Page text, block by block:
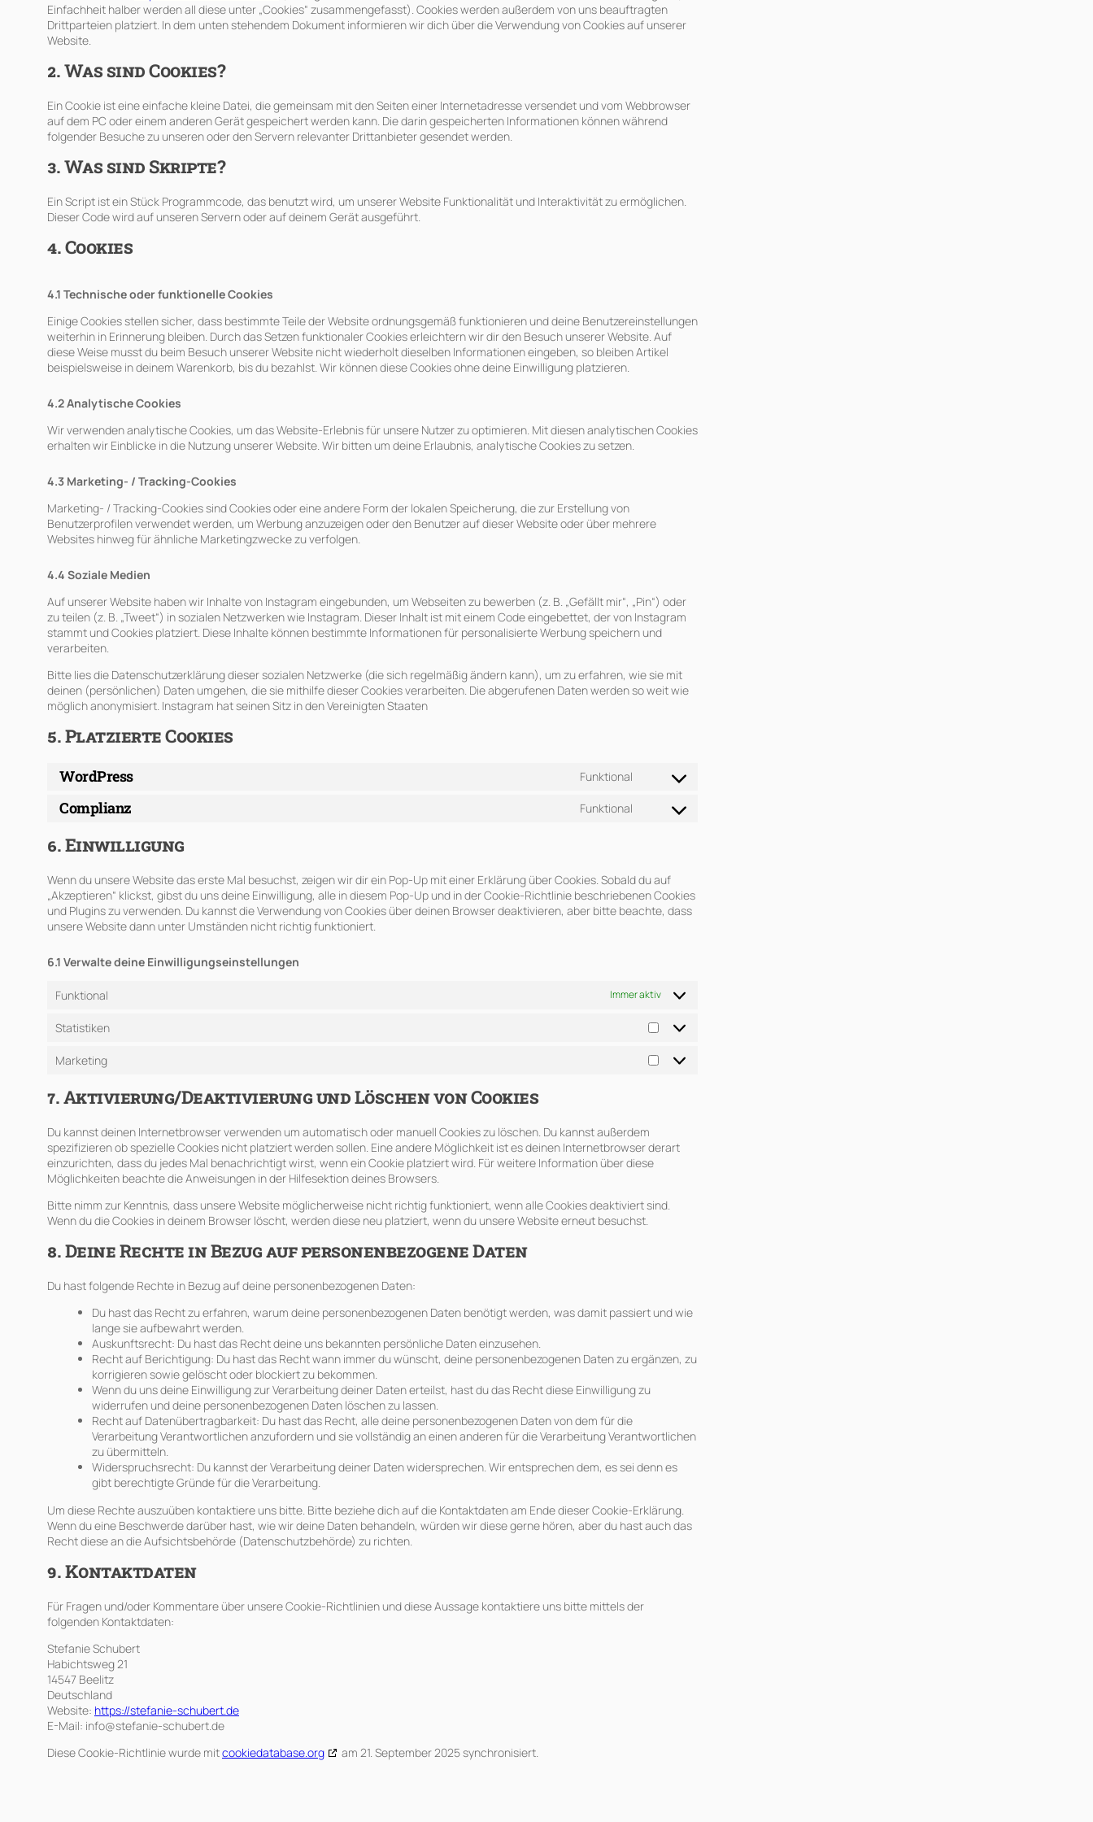
Einfachheit halber werden all diese unter „Cookies“ zusammengefasst). Cookies werden außerdem von uns beauftragten
Drittparteien platziert. In dem unten stehendem Dokument informieren wir dich über die Verwendung von Cookies auf unserer
Website.
2. Was sind Cookies?
Ein Cookie ist eine einfache kleine Datei, die gemeinsam mit den Seiten einer Internetadresse versendet und vom Webbrowser
auf dem PC oder einem anderen Gerät gespeichert werden kann. Die darin gespeicherten Informationen können während
folgender Besuche zu unseren oder den Servern relevanter Drittanbieter gesendet werden.
3. Was sind Skripte?
Ein Script ist ein Stück Programmcode, das benutzt wird, um unserer Website Funktionalität und Interaktivität zu ermöglichen.
Dieser Code wird auf unseren Servern oder auf deinem Gerät ausgeführt.
4. Cookies
4.1 Technische oder funktionelle Cookies
Einige Cookies stellen sicher, dass bestimmte Teile der Website ordnungsgemäß funktionieren und deine Benutzereinstellungen
weiterhin in Erinnerung bleiben. Durch das Setzen funktionaler Cookies erleichtern wir dir den Besuch unserer Website. Auf
diese Weise musst du beim Besuch unserer Website nicht wiederholt dieselben Informationen eingeben, so bleiben Artikel
beispielsweise in deinem Warenkorb, bis du bezahlst. Wir können diese Cookies ohne deine Einwilligung platzieren.
4.2 Analytische Cookies
Wir verwenden analytische Cookies, um das Website-Erlebnis für unsere Nutzer zu optimieren. Mit diesen analytischen Cookies
erhalten wir Einblicke in die Nutzung unserer Website. Wir bitten um deine Erlaubnis, analytische Cookies zu setzen.
4.3 Marketing- / Tracking-Cookies
Marketing- / Tracking-Cookies sind Cookies oder eine andere Form der lokalen Speicherung, die zur Erstellung von
Benutzerprofilen verwendet werden, um Werbung anzuzeigen oder den Benutzer auf dieser Website oder über mehrere
Websites hinweg für ähnliche Marketingzwecke zu verfolgen.
4.4 Soziale Medien
Auf unserer Website haben wir Inhalte von Instagram eingebunden, um Webseiten zu bewerben (z. B. „Gefällt mir“, „Pin“) oder
zu teilen (z. B. „Tweet“) in sozialen Netzwerken wie Instagram. Dieser Inhalt ist mit einem Code eingebettet, der von Instagram
stammt und Cookies platziert. Diese Inhalte können bestimmte Informationen für personalisierte Werbung speichern und
verarbeiten.
Bitte lies die Datenschutzerklärung dieser sozialen Netzwerke (die sich regelmäßig ändern kann), um zu erfahren, wie sie mit
deinen (persönlichen) Daten umgehen, die sie mithilfe dieser Cookies verarbeiten. Die abgerufenen Daten werden so weit wie
möglich anonymisiert. Instagram hat seinen Sitz in den Vereinigten Staaten
5. Platzierte Cookies
WordPress Funktional
Consent
service
Complianz Funktional
Consent
6. Einwilligung
Wenn du unsere Website das erste Mal besuchst, zeigen wir dir ein Pop-Up mit einer Erklärung über Cookies. Sobald du auf
„Akzeptieren“ klickst, gibst du uns deine Einwilligung, alle in diesem Pop-Up und in der Cookie-Richtlinie beschriebenen Cookies
und Plugins zu verwenden. Du kannst die Verwendung von Cookies über deinen Browser deaktivieren, aber bitte beachte, dass
unsere Website dann unter Umständen nicht richtig funktioniert.
6.1 Verwalte deine Einwilligungseinstellungen
Funktional Immer aktiv
Statistiken
Statistiken
Marketing
Marketing
7. Aktivierung/Deaktivierung und Löschen von Cookies
Du kannst deinen Internetbrowser verwenden um automatisch oder manuell Cookies zu löschen. Du kannst außerdem
spezifizieren ob spezielle Cookies nicht platziert werden sollen. Eine andere Möglichkeit ist es deinen Internetbrowser derart
einzurichten, dass du jedes Mal benachrichtigt wirst, wenn ein Cookie platziert wird. Für weitere Information über diese
Möglichkeiten beachte die Anweisungen in der Hilfesektion deines Browsers.
Bitte nimm zur Kenntnis, dass unsere Website möglicherweise nicht richtig funktioniert, wenn alle Cookies deaktiviert sind.
Wenn du die Cookies in deinem Browser löscht, werden diese neu platziert, wenn du unsere Website erneut besuchst.
8. Deine Rechte in Bezug auf personenbezogene Daten
Du hast folgende Rechte in Bezug auf deine personenbezogenen Daten:
Du hast das Recht zu erfahren, warum deine personenbezogenen Daten benötigt werden, was damit passiert und wie
lange sie aufbewahrt werden.
Auskunftsrecht: Du hast das Recht deine uns bekannten persönliche Daten einzusehen.
Recht auf Berichtigung: Du hast das Recht wann immer du wünscht, deine personenbezogenen Daten zu ergänzen, zu
korrigieren sowie gelöscht oder blockiert zu bekommen.
Wenn du uns deine Einwilligung zur Verarbeitung deiner Daten erteilst, hast du das Recht diese Einwilligung zu
widerrufen und deine personenbezogenen Daten löschen zu lassen.
Recht auf Datenübertragbarkeit: Du hast das Recht, alle deine personenbezogenen Daten von dem für die
Verarbeitung Verantwortlichen anzufordern und sie vollständig an einen anderen für die Verarbeitung Verantwortlichen
zu übermitteln.
Widerspruchsrecht: Du kannst der Verarbeitung deiner Daten widersprechen. Wir entsprechen dem, es sei denn es
gibt berechtigte Gründe für die Verarbeitung.
Um diese Rechte auszuüben kontaktiere uns bitte. Bitte beziehe dich auf die Kontaktdaten am Ende dieser Cookie-Erklärung.
Wenn du eine Beschwerde darüber hast, wie wir deine Daten behandeln, würden wir diese gerne hören, aber du hast auch das
Recht diese an die Aufsichtsbehörde (Datenschutzbehörde) zu richten.
9. Kontaktdaten
Für Fragen und/oder Kommentare über unsere Cookie-Richtlinien und diese Aussage kontaktiere uns bitte mittels der
folgenden Kontaktdaten:
Stefanie Schubert
Habichtsweg 21
14547 Beelitz
Deutschland
Website: https://stefanie-schubert.de
E-Mail: info@stefanie-schubert.de
Diese Cookie-Richtlinie wurde mitcookiedatabase.org am 21. September 2025 synchronisiert.